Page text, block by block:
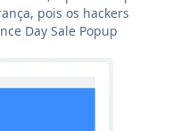
pois os hackers
Day Sale Popup